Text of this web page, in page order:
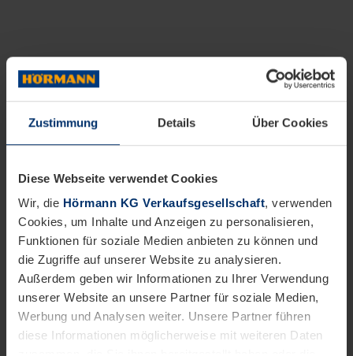
Zustimmung Details Über Cookies
Diese Webseite verwendet Cookies
Wir, die Hörmann KG Verkaufsgesellschaft, verwenden
Cookies, um Inhalte und Anzeigen zu personalisieren,
Funktionen für soziale Medien anbieten zu können und
die Zugriffe auf unserer Website zu analysieren.
Außerdem geben wir Informationen zu Ihrer Verwendung
unserer Website an unsere Partner für soziale Medien,
Werbung und Analysen weiter. Unsere Partner führen
diese Informationen möglicherweise mit weiteren Daten